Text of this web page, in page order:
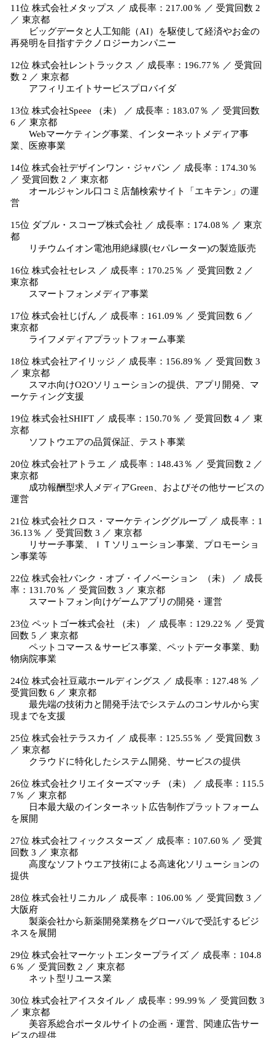
11位 株式会社メタップス ／ 成長率：217.00％ ／ 受賞回数 2
／ 東京都
ビッグデータと人工知能（AI）を駆使して経済やお金の
再発明を目指すテクノロジーカンパニー
12位 株式会社レントラックス ／ 成長率：196.77％ ／ 受賞回
数 2 ／ 東京都
アフィリエイトサービスプロバイダ
13位 株式会社Speee （未） ／ 成長率：183.07％ ／ 受賞回数
6 ／ 東京都
Webマーケティング事業、インターネットメディア事
業、医療事業
14位 株式会社デザインワン・ジャパン ／ 成長率：174.30％
／ 受賞回数 2 ／ 東京都
オールジャンル口コミ店舗検索サイト「エキテン」の運
営
15位 ダブル・スコープ株式会社 ／ 成長率：174.08％ ／ 東京
都
リチウムイオン電池用絶縁膜(セパレーター)の製造販売
16位 株式会社セレス ／ 成長率：170.25％ ／ 受賞回数 2 ／
東京都
スマートフォンメディア事業
17位 株式会社じげん ／ 成長率：161.09％ ／ 受賞回数 6 ／
東京都
ライフメディアプラットフォーム事業
18位 株式会社アイリッジ ／ 成長率：156.89％ ／ 受賞回数 3
／ 東京都
スマホ向けO2Oソリューションの提供、アプリ開発、マ
ーケティング支援
19位 株式会社SHIFT ／ 成長率：150.70％ ／ 受賞回数 4 ／ 東
京都
ソフトウエアの品質保証、テスト事業
20位 株式会社アトラエ ／ 成長率：148.43％ ／ 受賞回数 2 ／
東京都
成功報酬型求人メディアGreen、およびその他サービスの
運営
21位 株式会社クロス・マーケティンググループ ／ 成長率：1
36.13％ ／ 受賞回数 3 ／ 東京都
リサーチ事業、ＩＴソリューション事業、プロモーショ
ン事業等
22位 株式会社バンク・オブ・イノベーション （未） ／ 成長
率：131.70％ ／ 受賞回数 3 ／ 東京都
スマートフォン向けゲームアプリの開発・運営
23位 ペットゴー株式会社 （未） ／ 成長率：129.22％ ／ 受賞
回数 5 ／ 東京都
ペットコマース＆サービス事業、ペットデータ事業、動
物病院事業
24位 株式会社豆蔵ホールディングス ／ 成長率：127.48％ ／
受賞回数 6 ／ 東京都
最先端の技術力と開発手法でシステムのコンサルから実
現までを支援
25位 株式会社テラスカイ ／ 成長率：125.55％ ／ 受賞回数 3
／ 東京都
クラウドに特化したシステム開発、サービスの提供
26位 株式会社クリエイターズマッチ （未） ／ 成長率：115.5
7％ ／ 東京都
日本最大級のインターネット広告制作プラットフォーム
を展開
27位 株式会社フィックスターズ ／ 成長率：107.60％ ／ 受賞
回数 3 ／ 東京都
高度なソフトウエア技術による高速化ソリューションの
提供
28位 株式会社リニカル ／ 成長率：106.00％ ／ 受賞回数 3 ／
大阪府
製薬会社から新薬開発業務をグローバルで受託するビジ
ネスを展開
29位 株式会社マーケットエンタープライズ ／ 成長率：104.8
6％ ／ 受賞回数 2 ／ 東京都
ネット型リユース業
30位 株式会社アイスタイル ／ 成長率：99.99％ ／ 受賞回数 3
／ 東京都
美容系総合ポータルサイトの企画・運営、関連広告サー
ビスの提供